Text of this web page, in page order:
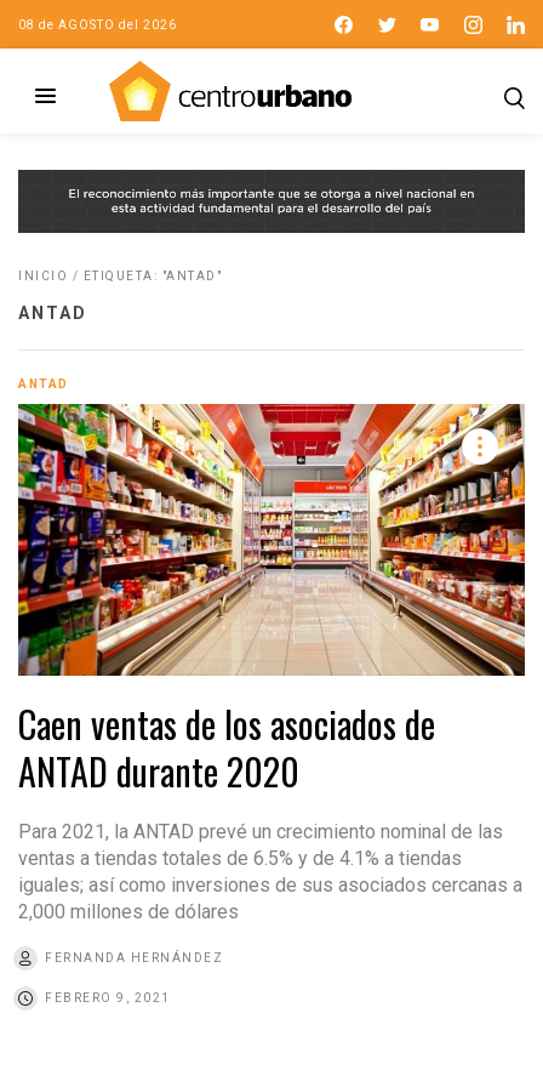
08 de AGOSTO del 2026
INICIO / ETIQUETA: "ANTAD"
ANTAD
ANTAD
Caen ventas de los asociados de
ANTAD durante 2020
Para 2021, la ANTAD prevé un crecimiento nominal de las
ventas a tiendas totales de 6.5% y de 4.1% a tiendas
iguales; así como inversiones de sus asociados cercanas a
2,000 millones de dólares
FERNANDA HERNÁNDEZ
FEBRERO 9, 2021